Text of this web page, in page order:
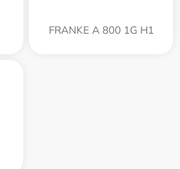
FRANKE A 800 1G H1